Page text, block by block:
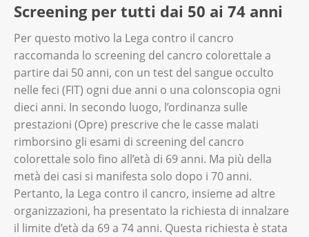
Screening per tutti dai 50 ai 74 anni
Per questo motivo la Lega contro il cancro
raccomanda lo screening del cancro colorettale a
partire dai 50 anni, con un test del sangue occulto
nelle feci (FIT) ogni due anni o una colonscopia ogni
dieci anni. In secondo luogo, l’ordinanza sulle
prestazioni (Opre) prescrive che le casse malati
rimborsino gli esami di screening del cancro
colorettale solo fino all’età di 69 anni. Ma più della
metà dei casi si manifesta solo dopo i 70 anni.
Pertanto, la Lega contro il cancro, insieme ad altre
organizzazioni, ha presentato la richiesta di innalzare
il limite d’età da 69 a 74 anni. Questa richiesta è stata